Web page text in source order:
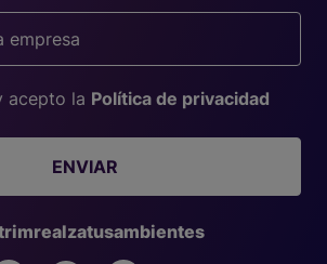
acepto la Política de privacidad
ENVIAR